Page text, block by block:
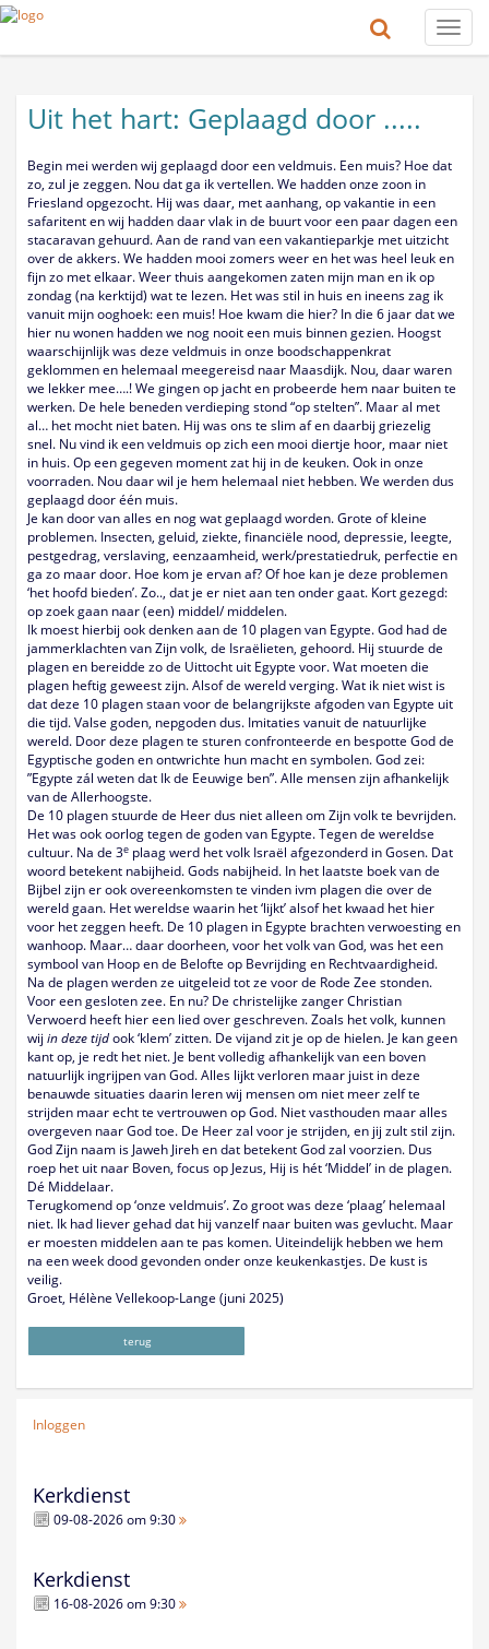
Toggle
Uit het hart: Geplaagd door .....
Begin mei werden wij geplaagd door een veldmuis. Een muis? Hoe dat
zo, zul je zeggen. Nou dat ga ik vertellen. We hadden onze zoon in
Friesland opgezocht. Hij was daar, met aanhang, op vakantie in een
safaritent en wij hadden daar vlak in de buurt voor een paar dagen een
stacaravan gehuurd. Aan de rand van een vakantieparkje met uitzicht
over de akkers. We hadden mooi zomers weer en het was heel leuk en
fijn zo met elkaar. Weer thuis aangekomen zaten mijn man en ik op
zondag (na kerktijd) wat te lezen. Het was stil in huis en ineens zag ik
vanuit mijn ooghoek: een muis! Hoe kwam die hier? In die 6 jaar dat we
hier nu wonen hadden we nog nooit een muis binnen gezien. Hoogst
waarschijnlijk was deze veldmuis in onze boodschappenkrat
geklommen en helemaal meegereisd naar Maasdijk. Nou, daar waren
we lekker mee….! We gingen op jacht en probeerde hem naar buiten te
werken. De hele beneden verdieping stond “op stelten”. Maar al met
al… het mocht niet baten. Hij was ons te slim af en daarbij griezelig
snel. Nu vind ik een veldmuis op zich een mooi diertje hoor, maar niet
in huis. Op een gegeven moment zat hij in de keuken. Ook in onze
voorraden. Nou daar wil je hem helemaal niet hebben. We werden dus
geplaagd door één muis.
Je kan door van alles en nog wat geplaagd worden. Grote of kleine
problemen. Insecten, geluid, ziekte, financiële nood, depressie, leegte,
pestgedrag, verslaving, eenzaamheid, werk/prestatiedruk, perfectie en
ga zo maar door. Hoe kom je ervan af? Of hoe kan je deze problemen
‘het hoofd bieden’. Zo.., dat je er niet aan ten onder gaat. Kort gezegd:
op zoek gaan naar (een) middel/ middelen.
Ik moest hierbij ook denken aan de 10 plagen van Egypte. God had de
jammerklachten van Zijn volk, de Israëlieten, gehoord. Hij stuurde de
plagen en bereidde zo de Uittocht uit Egypte voor. Wat moeten die
plagen heftig geweest zijn. Alsof de wereld verging. Wat ik niet wist is
dat deze 10 plagen staan voor de belangrijkste afgoden van Egypte uit
die tijd. Valse goden, nepgoden dus. Imitaties vanuit de natuurlijke
wereld. Door deze plagen te sturen confronteerde en bespotte God de
Egyptische goden en ontwrichte hun macht en symbolen. God zei:
”Egypte zál weten dat Ik de Eeuwige ben”. Alle mensen zijn afhankelijk
van de Allerhoogste.
De 10 plagen stuurde de Heer dus niet alleen om Zijn volk te bevrijden.
Het was ook oorlog tegen de goden van Egypte. Tegen de wereldse
cultuur. Na de 3e plaag werd het volk Israël afgezonderd in Gosen. Dat
woord betekent nabijheid. Gods nabijheid. In het laatste boek van de
Bijbel zijn er ook overeenkomsten te vinden ivm plagen die over de
wereld gaan. Het wereldse waarin het ‘lijkt’ alsof het kwaad het hier
voor het zeggen heeft. De 10 plagen in Egypte brachten verwoesting en
wanhoop. Maar… daar doorheen, voor het volk van God, was het een
symbool van Hoop en de Belofte op Bevrijding en Rechtvaardigheid.
Na de plagen werden ze uitgeleid tot ze voor de Rode Zee stonden.
Voor een gesloten zee. En nu? De christelijke zanger Christian
Verwoerd heeft hier een lied over geschreven. Zoals het volk, kunnen
wij in deze tijdook ‘klem’ zitten. De vijand zit je op de hielen. Je kan geen
kant op, je redt het niet. Je bent volledig afhankelijk van een boven
natuurlijk ingrijpen van God. Alles lijkt verloren maar juist in deze
benauwde situaties daarin leren wij mensen om niet meer zelf te
strijden maar echt te vertrouwen op God. Niet vasthouden maar alles
overgeven naar God toe. De Heer zal voor je strijden, en jij zult stil zijn.
God Zijn naam is Jaweh Jireh en dat betekent God zal voorzien. Dus
roep het uit naar Boven, focus op Jezus, Hij is hét ‘Middel’ in de plagen.
Dé Middelaar.
Terugkomend op ‘onze veldmuis’. Zo groot was deze ‘plaag’ helemaal
niet. Ik had liever gehad dat hij vanzelf naar buiten was gevlucht. Maar
er moesten middelen aan te pas komen. Uiteindelijk hebben we hem
na een week dood gevonden onder onze keukenkastjes. De kust is
veilig.
Groet, Hélène Vellekoop-Lange (juni 2025)
terug
Inloggen
Kerkdienst
09-08-2026 om 9:30
Kerkdienst
16-08-2026 om 9:30